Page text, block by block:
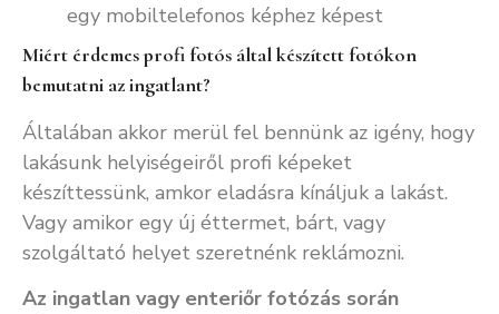
egy mobiltelefonos képhez képest
Miért érdemes profi fotós által készített fotókon
bemutatni az ingatlant?
Általában akkor merül fel bennünk az igény, hogy
lakásunk helyiségeiről profi képeket
készíttessünk, amkor eladásra kínáljuk a lakást.
Vagy amikor egy új éttermet, bárt, vagy
szolgáltató helyet szeretnénk reklámozni.
Az ingatlan vagy enteriőr fotózás során